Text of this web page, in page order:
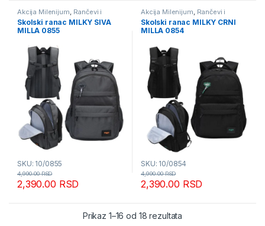
Akcija Milenijum Rančevi i
torbice za decu
Skolski ranac MILKY SIVA
MILLA 0855
SKU: 10/0855
2,390.00 RSD
4,990.00RSD
Akcija Milenijum Rančevi i
torbice za decu
Skolski ranac MILKY CRNI
MILLA 0854
SKU: 10/0854
2,390.00 RSD
4,990.00RSD
Prikaz 1–16 od 18 rezultata